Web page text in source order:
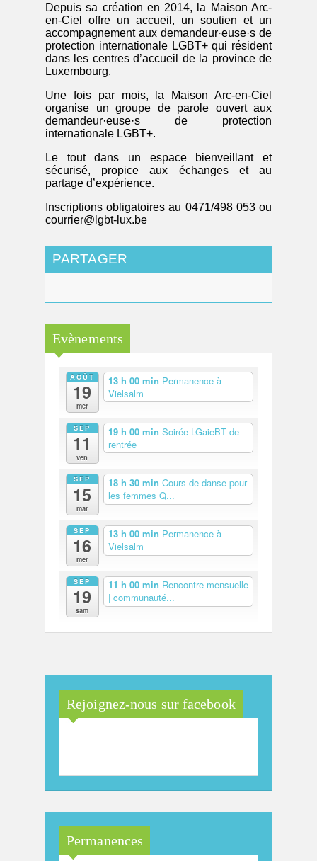
Depuis sa création en 2014, la Maison Arc-
en-Ciel offre un accueil, un soutien et un
accompagnement aux demandeur·euse·s de
protection internationale LGBT+ qui résident
dans les centres d’accueil de la province de
Luxembourg.
Une fois par mois, la Maison Arc-en-Ciel
organise un groupe de parole ouvert aux
demandeur·euse·s de protection
internationale LGBT+.
Le tout dans un espace bienveillant et
sécurisé, propice aux échanges et au
partage d’expérience.
Inscriptions obligatoires au 0471/498 053 ou
courrier@lgbt-lux.be
PARTAGER
Evènements
AOÛT
19
mer
13 h 00 min Permanence à
Vielsalm
SEP
11
ven
19 h 00 min Soirée LGaieBT de
rentrée
SEP
15
mar
18 h 30 min Cours de danse pour
les femmes Q...
SEP
16
mer
13 h 00 min Permanence à
Vielsalm
SEP
19
sam
11 h 00 min Rencontre mensuelle
| communauté...
Rejoignez-nous sur facebook
Permanences